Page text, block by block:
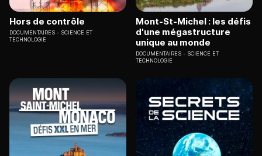
Hors de contrôle
DOCUMENTAIRES
SCIENCE ET
TECHNOLOGIE
Mont-St-Michel : les défis
d'une mégastructure
unique au monde
DOCUMENTAIRES
SCIENCE ET
TECHNOLOGIE